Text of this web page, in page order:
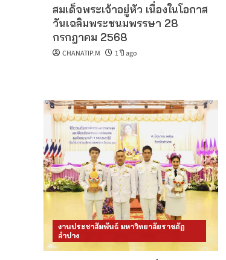
สมเด็จพระเจ้าอยู่หัว เนื่องในโอกาส
วันเฉลิมพระชนมพรรษา 28
กรกฎาคม 2568
CHANATIP.M 1 ปี ago
งานประชาสัมพันธ์ มหาวิทยาลัยราชภัฏ
ลำปาง